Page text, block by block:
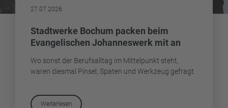
27.07.2026
Stadtwerke Bochum packen beim
Evangelischen Johanneswerk mit an
Wo sonst der Berufsalltag im Mittelpunkt steht,
waren diesmal Pinsel, Spaten und Werkzeug gefragt.
Weiterlesen